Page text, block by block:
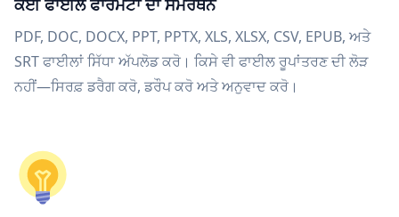
ਕਈ ਫਾਈਲ ਫਾਰਮੈਟਾਂ ਦਾ ਸਮਰਥਨ
PDF, DOC, DOCX, PPT, PPTX, XLS, XLSX, CSV, EPUB, ਅਤੇ
SRT ਫਾਈਲਾਂ ਸਿੱਧਾ ਅੱਪਲੋਡ ਕਰੋ। ਕਿਸੇ ਵੀ ਫਾਈਲ ਰੂਪਾਂਤਰਣ ਦੀ ਲੋੜ
ਨਹੀਂ—ਸਿਰਫ਼ ਡਰੈਗ ਕਰੋ, ਡਰੌਪ ਕਰੋ ਅਤੇ ਅਨੁਵਾਦ ਕਰੋ।